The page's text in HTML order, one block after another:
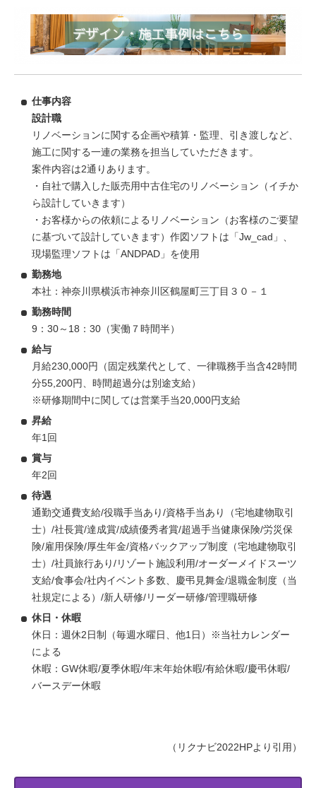
仕事内容
設計職
リノベーションに関する企画や積算・監理、引き渡しなど、
施工に関する一連の業務を担当していただきます。
案件内容は2通りあります。
・自社で購入した販売用中古住宅のリノベーション（イチか
ら設計していきます）
・お客様からの依頼によるリノベーション（お客様のご要望
に基づいて設計していきます）作図ソフトは「Jw_cad」、
現場監理ソフトは「ANDPAD」を使用
勤務地
本社：神奈川県横浜市神奈川区鶴屋町三丁目３０－１
勤務時間
9：30～18：30（実働７時間半）
給与
月給230,000円（固定残業代として、一律職務手当含42時間
分55,200円、時間超過分は別途支給）
※研修期間中に関しては営業手当20,000円支給
昇給
年1回
賞与
年2回
待遇
通勤交通費支給/役職手当あり/資格手当あり（宅地建物取引
士）/社長賞/達成賞/成績優秀者賞/超過手当健康保険/労災保
険/雇用保険/厚生年金/資格バックアップ制度（宅地建物取引
士）/社員旅行あり/リゾート施設利用/オーダーメイドスーツ
支給/食事会/社内イベント多数、慶弔見舞金/退職金制度（当
社規定による）/新人研修/リーダー研修/管理職研修
休日・休暇
休日：週休2日制（毎週水曜日、他1日）※当社カレンダー
による
休暇：GW休暇/夏季休暇/年末年始休暇/有給休暇/慶弔休暇/
バースデー休暇
（リクナビ2022HPより引用）